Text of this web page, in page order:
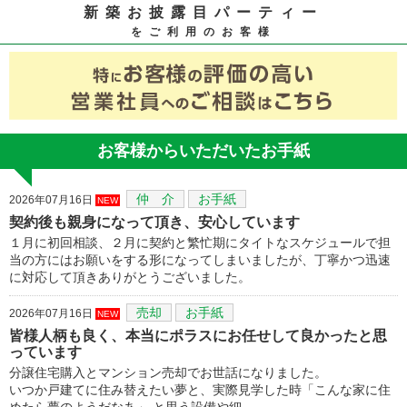
新築お披露目パーティー
をご利用のお客様
お客様からいただいたお手紙
2026年07月16日 NEW 仲 介 お手紙
契約後も親身になって頂き、安心しています
１月に初回相談、２月に契約と繁忙期にタイトなスケジュールで担
当の方にはお願いをする形になってしまいましたが、丁寧かつ迅速
に対応して頂きありがとうございました。
2026年07月16日 NEW 売却 お手紙
皆様人柄も良く、本当にポラスにお任せして良かったと思
っています
分譲住宅購入とマンション売却でお世話になりました。
いつか戸建てに住み替えたい夢と、実際見学した時「こんな家に住